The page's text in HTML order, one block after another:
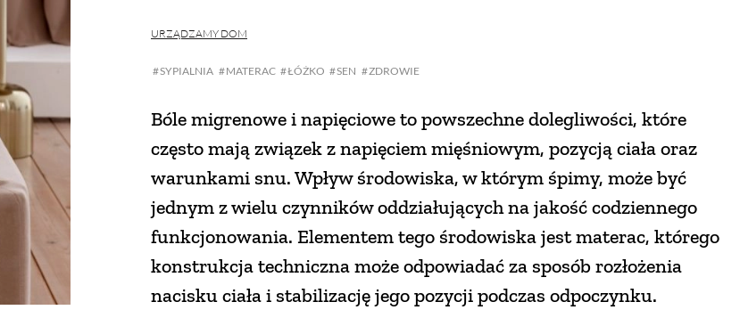
URZĄDZAMY DOM
SYPIALNIA MATERAC ŁÓŻKO SEN ZDROWIE
Bóle migrenowe i napięciowe to powszechne dolegliwości, które
często mają związek z napięciem mięśniowym, pozycją ciała oraz
warunkami snu. Wpływ środowiska, w którym śpimy, może być
jednym z wielu czynników oddziałujących na jakość codziennego
funkcjonowania. Elementem tego środowiska jest materac, którego
konstrukcja techniczna może odpowiadać za sposób rozłożenia
nacisku ciała i stabilizację jego pozycji podczas odpoczynku.